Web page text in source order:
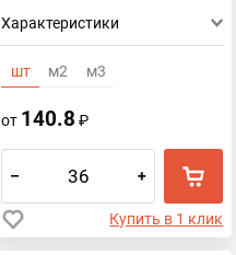
Характеристики
шт м2 м3
от 140.8 ₽
– +
Купить в 1 клик